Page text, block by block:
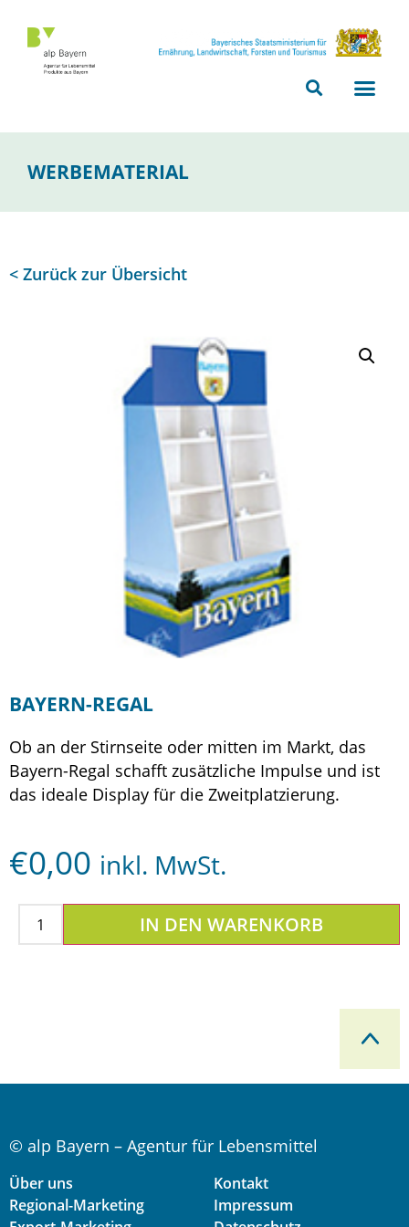
beachten
Seite
Zugänglichkeitssystem
WERBEMATERIAL
< Zurück zur Übersicht
BAYERN-REGAL
Ob an der Stirnseite oder mitten im Markt, das
Bayern-Regal schafft zusätzliche Impulse und ist
das ideale Display für die Zweitplatzierung.
€0,00 inkl. MwSt.
IN DEN WARENKORB
© alp Bayern – Agentur für Lebensmittel
Über uns
Regional-Marketing
Kontakt
Impressum